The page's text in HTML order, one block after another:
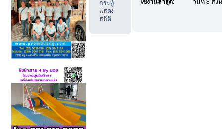
กระทู้
แสดง
สถิติ
ใช้งานล่าสุด:
วันที่ 8 สิง